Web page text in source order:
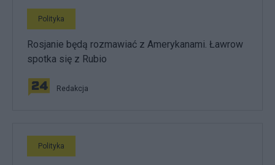
Polityka
Rosjanie będą rozmawiać z Amerykanami. Ławrow
spotka się z Rubio
Redakcja
Polityka